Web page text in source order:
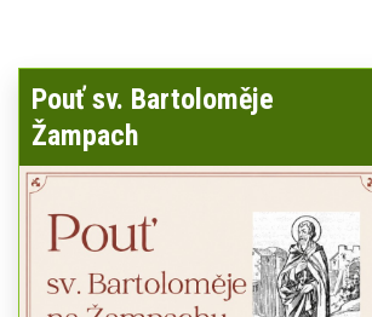
Pouť sv. Bartoloměje
Žampach